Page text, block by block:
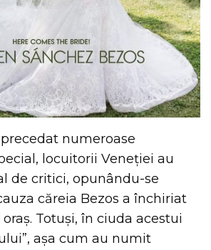
numeroase
locuitorii Veneției au
de critici, opunându-se
căreia Bezos a închiriat
Totuși, în ciuda acestui
așa cum au numit